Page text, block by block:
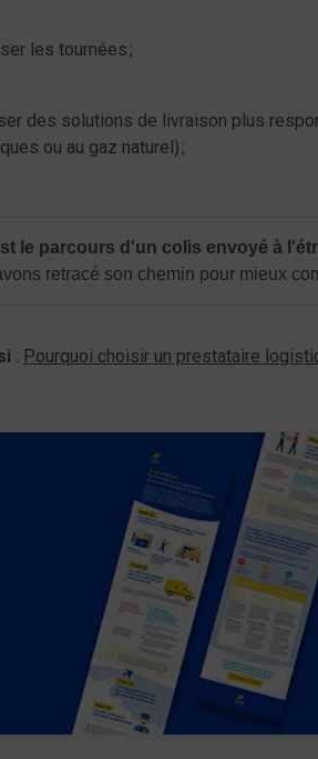
les tournées ;
des solutions de livraison plus
ou au gaz naturel) ;
le parcours d'un colis envoyé à
retracé son chemin pour mieux
: Pourquoi choisir un prestataire